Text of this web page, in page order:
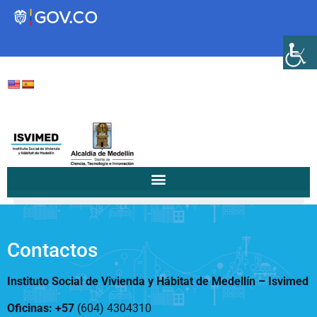
Transparencia
Participa
Instituto Social de Vivienda y
Hábitat de Medellín
Servicios
Mejoramiento de
Notificaciones a la Comunidad...
Contactos
Instituto Social de Vivienda y Hábitat de Medellín –Isvimed
Oficinas: +57 (604) 4304310